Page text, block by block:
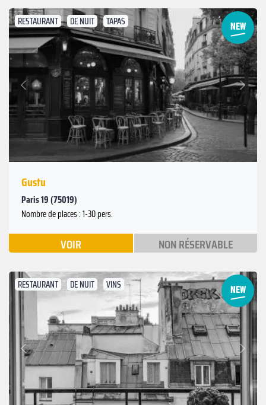
RESTAURANT DE NUIT TAPAS
Précédent
Suivant
Gustu
Paris 19 (75019)
Nombre de places : 1-30 pers.
VOIR NON RÉSERVABLE
RESTAURANT DE NUIT VINS
Précédent
Suivant